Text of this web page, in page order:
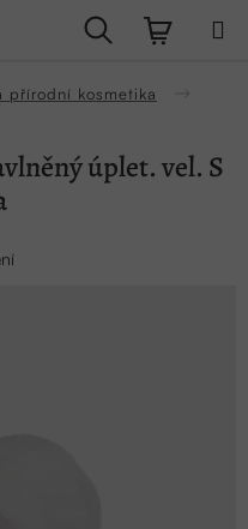
Hledat
přírodní kosmetika
úplet. vel. S